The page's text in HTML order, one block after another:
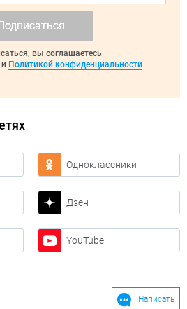
вы соглашаетесь
и Политикой конфиденциальности
Одноклассники
Дзен
YouTube
Написать